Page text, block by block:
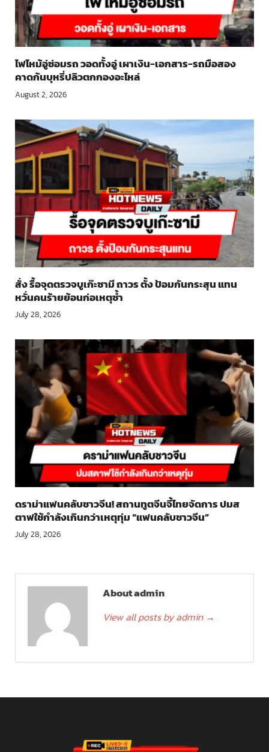
ไฟไหม้อู่ซ่อมรถ วอดทั้งอู่ เผาเงิน-เอกสาร-รถมือสอง
คาดก้นบุหรี่ปลิวตกกองอะไหล่
August 2, 2026
สั่ง รื้อจุดตรวจบูเก๊ะซามี ถาวร ตั้ง ป้อมกันกระสุน แทน
หวั่นคนร้ายย้อนก่อเหตุซ้ำ
July 28, 2026
ดราม่าแฟนคลับชาวจีน! สถานทูตจีนจี้ไทยจัดการ ปมส
ตาฟใช้กำลังเกินกว่าเหตุทุ่ม “แฟนคลับชาวจีน”
July 28, 2026
About admin
View all posts by admin →